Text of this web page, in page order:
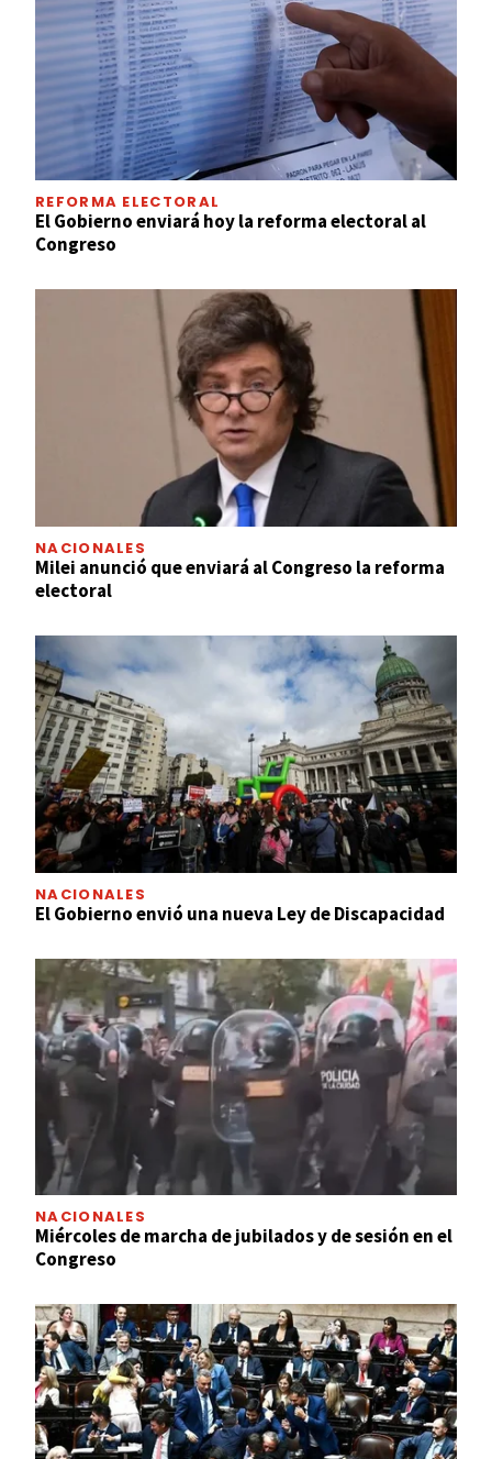
REFORMA ELECTORAL
El Gobierno enviará hoy la reforma electoral al
Congreso
NACIONALES
Milei anunció que enviará al Congreso la reforma
electoral
NACIONALES
El Gobierno envió una nueva Ley de Discapacidad
NACIONALES
Miércoles de marcha de jubilados y de sesión en el
Congreso